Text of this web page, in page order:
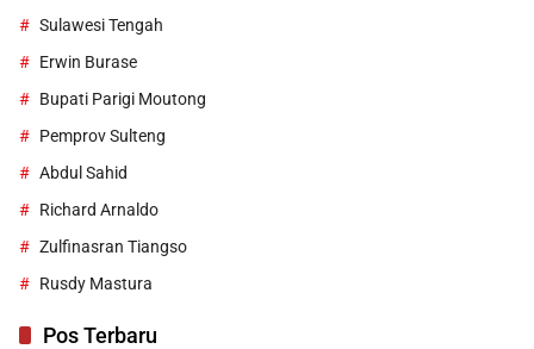
Sulawesi Tengah
Erwin Burase
Bupati Parigi Moutong
Pemprov Sulteng
Abdul Sahid
Richard Arnaldo
Zulfinasran Tiangso
Rusdy Mastura
Pos Terbaru